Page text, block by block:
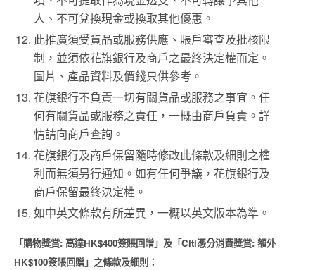
人、不可兌換現金或換取其他優惠。
此推廣須受貨品或服務供應、賬戶審查及批核限
制，並須依花旗銀行及商戶之最終決定權而定。
圖片、產品資料及價錢只供參考。
花旗銀行不負責一切有關貨品或服務之事宜。任
何有關貨品或服務之責任，一概由商戶負責。詳
情請向商戶查詢。
花旗銀行及商戶保留隨時修改此條款及細則之權
利而無須另行通知。如有任何爭議，花旗銀行及
商戶保留最終決定權。
如中英文條款有所差異，一概以英文版本為準。
「購物獎賞: 高達HK$400簽賬回贈」及「Citi憑分消費獎賞: 額外
HK$100簽賬回贈」之條款及細則：